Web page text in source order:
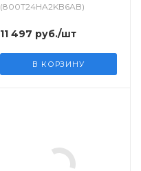
(800T24HA2KB6AB)
11 497 руб./шт
В КОРЗИНУ